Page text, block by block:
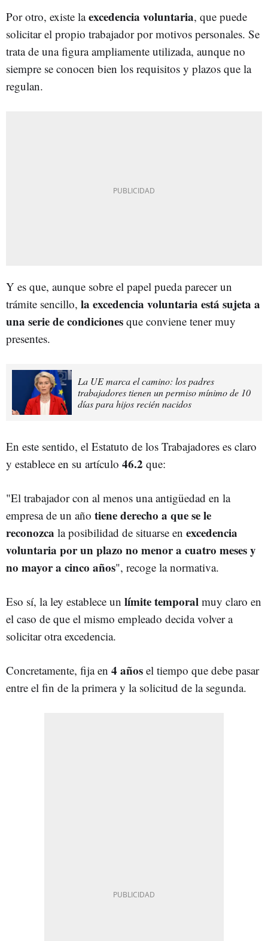
Por otro, existe laexcedencia voluntaria, que puede
solicitar el propio trabajador por motivos personales. Se
trata de una figura ampliamente utilizada, aunque no
siempre se conocen bien los requisitos y plazos que la
regulan.
Y es que, aunque sobre el papel pueda parecer un
trámite sencillo, la excedencia voluntaria está sujeta a
una serie de condiciones que conviene tener muy
presentes.
La UE marca el camino: los padres
trabajadores tienen un permiso mínimo de 10
días para hijos recién nacidos
En este sentido, el Estatuto de los Trabajadores es claro
y establece en su artículo 46.2 que:
"El trabajador con al menos una antigüedad en la
empresa de un año tiene derecho a que se le
reconozca la posibilidad de situarse en excedencia
voluntaria por un plazo no menor a cuatro meses y
no mayor a cinco años", recoge la normativa.
Eso sí, la ley establece un límite temporal muy claro en
el caso de que el mismo empleado decida volver a
solicitar otra excedencia.
Concretamente, fija en 4 años el tiempo que debe pasar
entre el fin de la primera y la solicitud de la segunda.